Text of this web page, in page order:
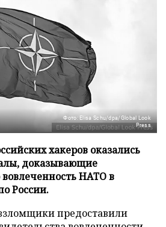
Фото: Elisa Schu/dpa/Global Look
Press
хакеров оказались
доказывающие
НАТО в
России.
предоставили